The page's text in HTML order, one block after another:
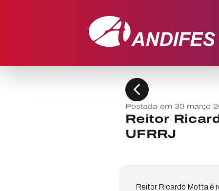
chevron_left
Postada em 30 março
Reitor
UFRRJ
Reitor Ricardo Motta é